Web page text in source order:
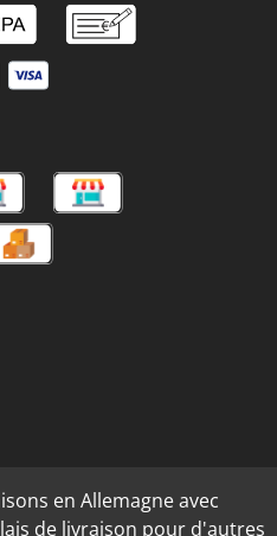
en Allemagne avec
de livraison pour d'autres